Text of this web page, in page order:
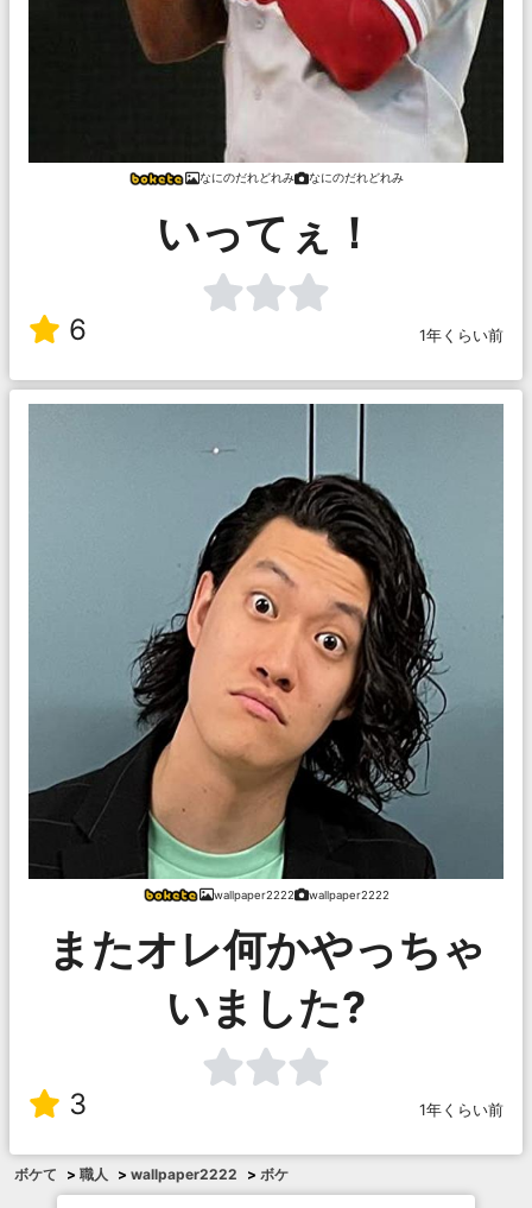
なにのだれどれみ なにのだれどれみ
いってぇ！
6 1年くらい前
wallpaper2222 wallpaper2222
またオレ何かやっちゃ
いました?
3 1年くらい前
ボケて > 職人 > wallpaper2222 > ボケ